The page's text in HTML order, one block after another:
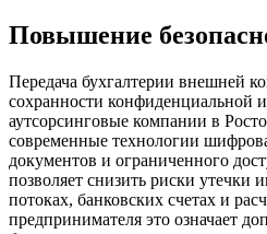
Повышение
Передача бухгалтерии внешней
сохранности
аутсорсинговые компании в
современные технологии
документов и ограниченного
позволяет снизить риски
потоках, банковских счетах и
предпринимателя это означает